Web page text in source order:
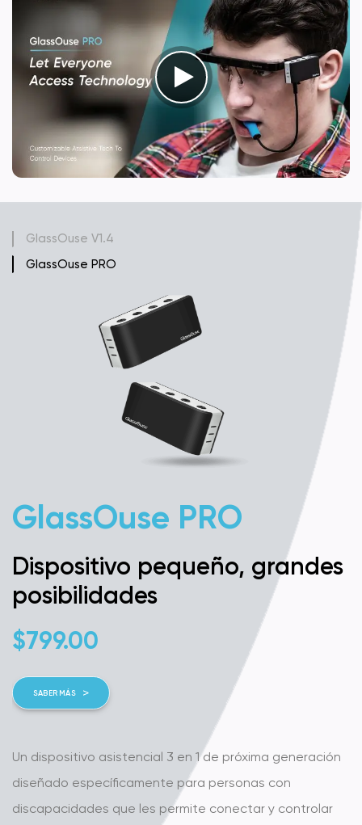
GlassOuse PRO
Dispositivo pequeño, grandes
posibilidades
$799.00
SABER MÁS
Un dispositivo asistencial 3 en 1 de próxima generación
diseñado específicamente para personas con
discapacidades que les permite conectar y controlar
GlassOuse V1.4
GlassOuse PRO